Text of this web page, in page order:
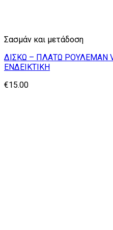
Σασμάν και μετάδοση
ΔΙΣΚΩ – ΠΛΑΤΩ ΡΟΥΛΕΜΑΝ
ΕΝΔΕΙΚΤΙΚΗ
€15.00